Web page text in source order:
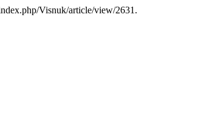
Visnuk/article/view/2631.